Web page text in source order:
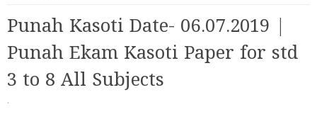
Punah Kasoti Date- 06.07.2019 |
Punah Ekam Kasoti Paper for std
3 to 8 All Subjects
·